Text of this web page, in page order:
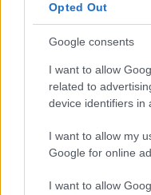
Opted Out
Google consents
I want to allow
related to
device identifiers in
I want to allow my
Google for online
I want to allow